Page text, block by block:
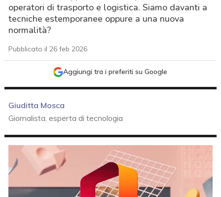
operatori di trasporto e logistica. Siamo davanti a
tecniche estemporanee oppure a una nuova
normalità?
Pubblicato il 26 feb 2026
Aggiungi tra i preferiti su Google
Giuditta Mosca
Giornalista, esperta di tecnologia